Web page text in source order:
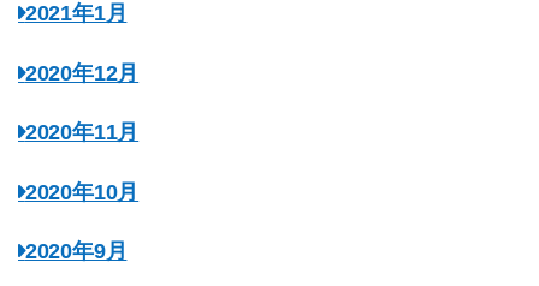
2021年1月
2020年12月
2020年11月
2020年10月
2020年9月